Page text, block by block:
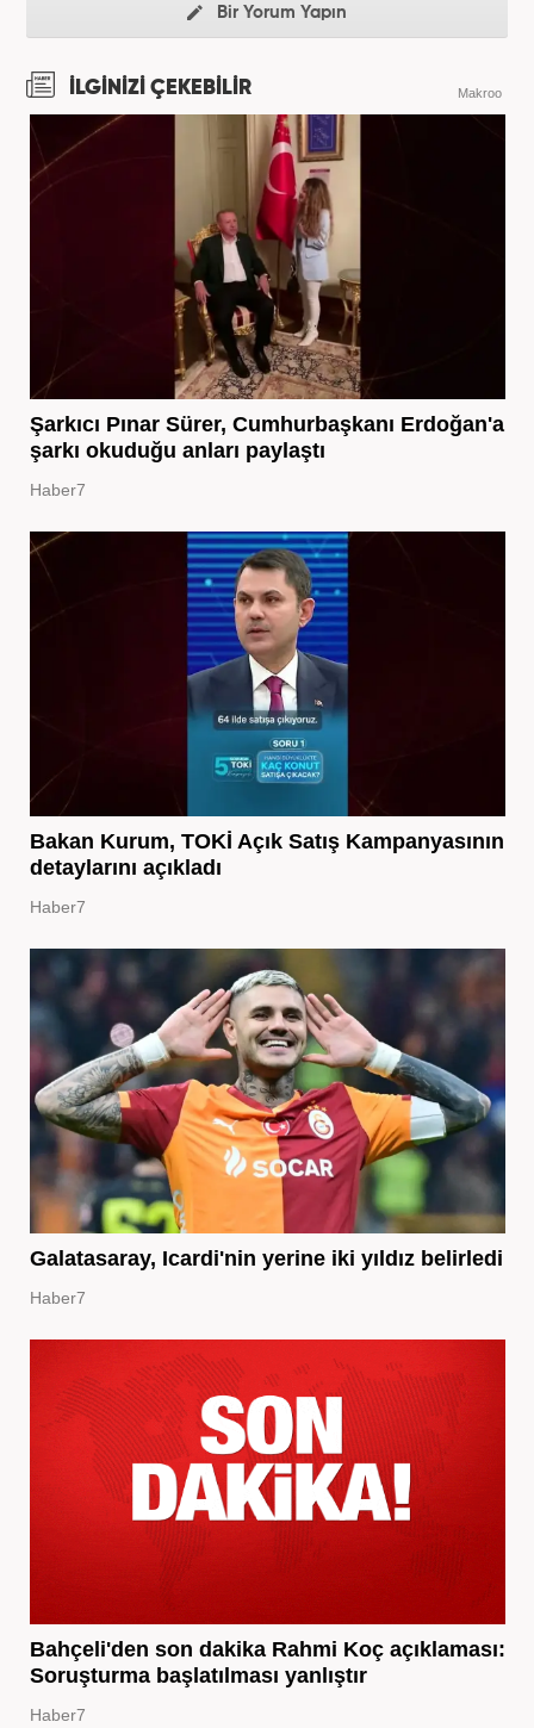
Bir Yorum Yapın
İLGİNİZİ ÇEKEBİLİR Makroo
Şarkıcı Pınar Sürer, Cumhurbaşkanı Erdoğan'a
şarkı okuduğu anları paylaştı
Haber7
Bakan Kurum, TOKİ Açık Satış Kampanyasının
detaylarını açıkladı
Haber7
Galatasaray, Icardi'nin yerine iki yıldız belirledi
Haber7
Bahçeli'den son dakika Rahmi Koç açıklaması:
Soruşturma başlatılması yanlıştır
Haber7